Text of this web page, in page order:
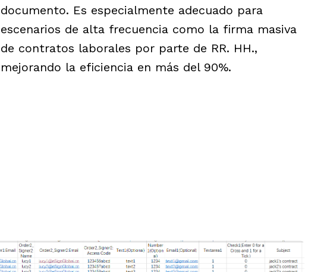
documento. Es especialmente adecuado para
escenarios de alta frecuencia como la firma masiva
de contratos laborales por parte de RR. HH.,
mejorando la eficiencia en más del 90%.